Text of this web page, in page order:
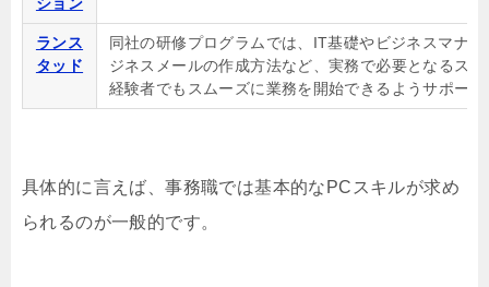
ランス
タッド
同社の研修プログラムでは、IT基礎やビジネスマナ
ジネスメールの作成方法など、実務で必要となるス
経験者でもスムーズに業務を開始できるようサポー
具体的に言えば、事務職では基本的なPCスキルが求め
られるのが一般的です。